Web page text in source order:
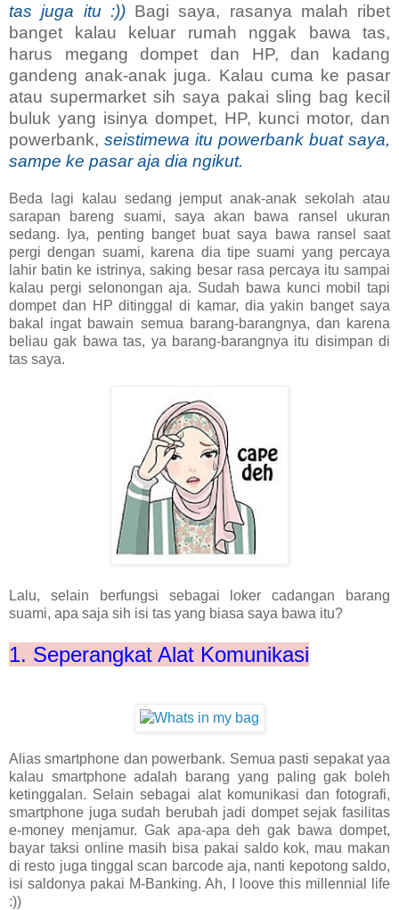
tas juga itu :)) Bagi saya, rasanya malah ribet
banget kalau keluar rumah nggak bawa tas,
harus megang dompet dan HP, dan kadang
gandeng anak-anak juga. Kalau cuma ke pasar
atau supermarket sih saya pakai sling bag kecil
buluk yang isinya dompet, HP, kunci motor, dan
powerbank, seistimewa itu powerbank buat saya,
sampe ke pasar aja dia ngikut.
Beda lagi kalau sedang jemput anak-anak sekolah atau
sarapan bareng suami, saya akan bawa ransel ukuran
sedang. Iya, penting banget buat saya bawa ransel saat
pergi dengan suami, karena dia tipe suami yang percaya
lahir batin ke istrinya, saking besar rasa percaya itu sampai
kalau pergi selonongan aja. Sudah bawa kunci mobil tapi
dompet dan HP ditinggal di kamar, dia yakin banget saya
bakal ingat bawain semua barang-barangnya, dan karena
beliau gak bawa tas, ya barang-barangnya itu disimpan di
tas saya.
Lalu, selain berfungsi sebagai loker cadangan barang
suami, apa saja sih isi tas yang biasa saya bawa itu?
1. Seperangkat Alat Komunikasi
Alias smartphone dan powerbank. Semua pasti sepakat yaa
kalau smartphone adalah barang yang paling gak boleh
ketinggalan. Selain sebagai alat komunikasi dan fotografi,
smartphone juga sudah berubah jadi dompet sejak fasilitas
e-money menjamur. Gak apa-apa deh gak bawa dompet,
bayar taksi online masih bisa pakai saldo kok, mau makan
di resto juga tinggal scan barcode aja, nanti kepotong saldo,
isi saldonya pakai M-Banking. Ah, I loove this millennial life
:))